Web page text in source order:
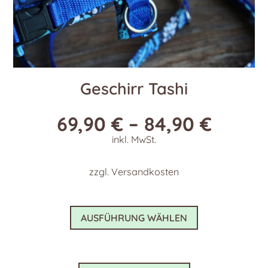
Geschirr Tashi
69,90€ – 84,90€
inkl. MwSt.
zzgl. Versandkosten
AUSFÜHRUNG WÄHLEN
Dieses
weist